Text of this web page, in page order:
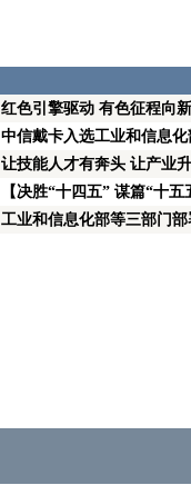
红色引擎驱动 有色征程向
中信戴卡入选工业和信息
让技能人才有奔头 让产业
【决胜“十四五” 谋篇“十
工业和信息化部等三部门